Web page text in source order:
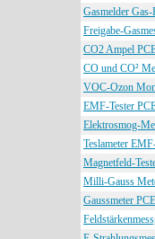
Gasmelder
Freigabe-
CO2 Ampel
CO und CO²
VOC-Ozon
EMF-Tester
Elektrosmog-
Teslameter
Magnetfeld-
Milli-Gauss
Gaussmeter